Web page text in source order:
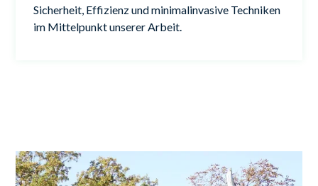
Sicherheit, Effizienz und minimalinvasive Techniken
im Mittelpunkt unserer Arbeit.